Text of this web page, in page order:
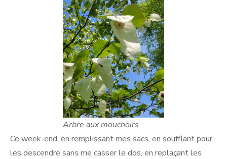
Arbre aux mouchoirs
Ce week-end, en remplissant mes sacs, en soufflant pour
les descendre sans me casser le dos, en replaçant les